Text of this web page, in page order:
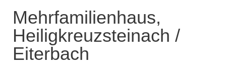
Mehrfamilienhaus,
Heiligkreuzsteinach /
Eiterbach